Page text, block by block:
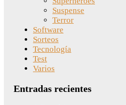
Suspense
Terror
Software
Sorteos
Tecnología
Test
Varios
Entradas recientes